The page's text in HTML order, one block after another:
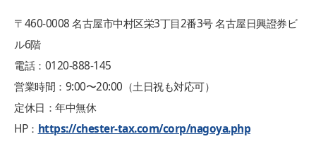
〒460-0008 名古屋市中村区栄3丁目2番3号 名古屋日興證券ビ
ル6階
電話：0120-888-145
営業時間：9:00〜20:00（土日祝も対応可）
定休日：年中無休
HP： https://chester-tax.com/corp/nagoya.php